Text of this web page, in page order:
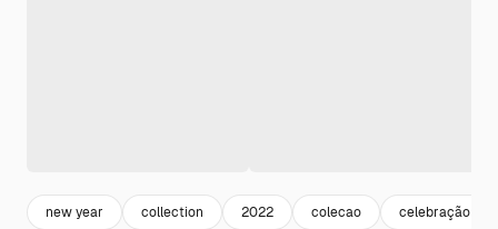
new year collection 2022 colecao celebração